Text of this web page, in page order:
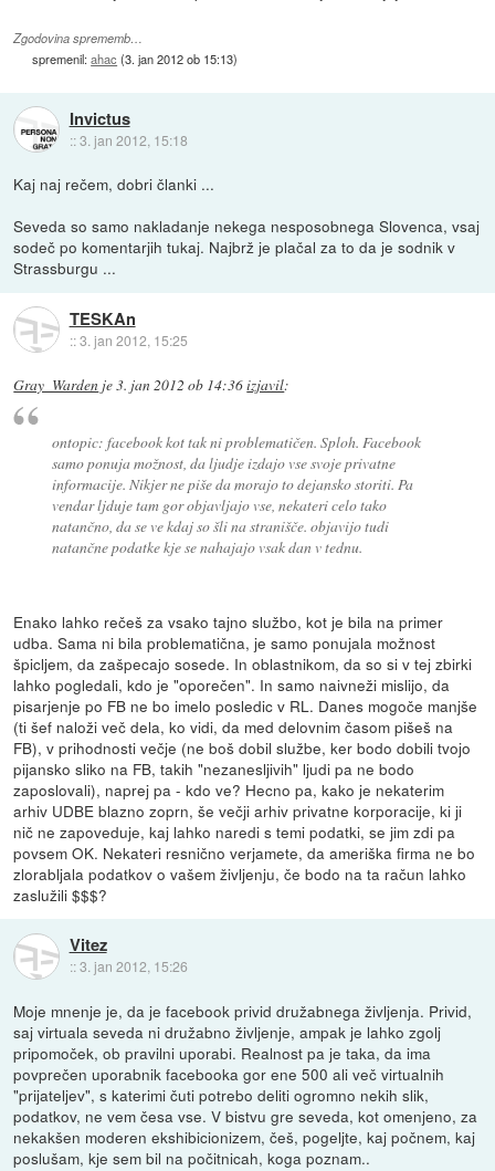
Zgodovina sprememb…
spremenil:ahac (3. jan 2012 ob 15:13)
Invictus
::3. jan 2012, 15:18
Kaj naj rečem, dobri članki ...
Seveda so samo nakladanje nekega nesposobnega Slovenca, vsaj
sodeč po komentarjih tukaj. Najbrž je plačal za to da je sodnik v
Strassburgu ...
TESKAn
::3. jan 2012, 15:25
Gray_Warden je3. jan 2012 ob 14:36izjavil:
ontopic: facebook kot tak ni problematičen. Sploh. Facebook
samo ponuja možnost, da ljudje izdajo vse svoje privatne
informacije. Nikjer ne piše da morajo to dejansko storiti. Pa
vendar ljduje tam gor objavljajo vse, nekateri celo tako
natančno, da se ve kdaj so šli na stranišče. objavijo tudi
natančne podatke kje se nahajajo vsak dan v tednu.
Enako lahko rečeš za vsako tajno službo, kot je bila na primer
udba. Sama ni bila problematična, je samo ponujala možnost
špicljem, da zašpecajo sosede. In oblastnikom, da so si v tej zbirki
lahko pogledali, kdo je "oporečen". In samo naivneži mislijo, da
pisarjenje po FB ne bo imelo posledic v RL. Danes mogoče manjše
(ti šef naloži več dela, ko vidi, da med delovnim časom pišeš na
FB), v prihodnosti večje (ne boš dobil službe, ker bodo dobili tvojo
pijansko sliko na FB, takih "nezanesljivih" ljudi pa ne bodo
zaposlovali), naprej pa - kdo ve? Hecno pa, kako je nekaterim
arhiv UDBE blazno zoprn, še večji arhiv privatne korporacije, ki ji
nič ne zapoveduje, kaj lahko naredi s temi podatki, se jim zdi pa
povsem OK. Nekateri resnično verjamete, da ameriška firma ne bo
zlorabljala podatkov o vašem življenju, če bodo na ta račun lahko
zaslužili $$$?
Vitez
::3. jan 2012, 15:26
Moje mnenje je, da je facebook privid družabnega življenja. Privid,
saj virtuala seveda ni družabno življenje, ampak je lahko zgolj
pripomoček, ob pravilni uporabi. Realnost pa je taka, da ima
povprečen uporabnik facebooka gor ene 500 ali več virtualnih
"prijateljev", s katerimi čuti potrebo deliti ogromno nekih slik,
podatkov, ne vem česa vse. V bistvu gre seveda, kot omenjeno, za
nekakšen moderen ekshibicionizem, češ, pogeljte, kaj počnem, kaj
poslušam, kje sem bil na počitnicah, koga poznam..